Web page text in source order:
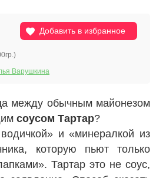
Добавить в избранное
Варушкина
между обычным майонезом
соусом Тартар?
и «минералкой из
которую пьют только
Тартар это не соус,